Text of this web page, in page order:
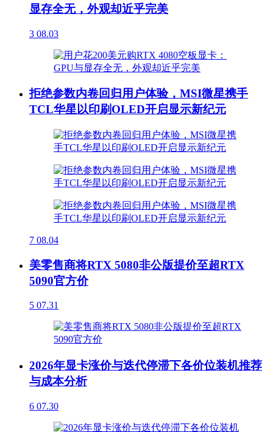
显存全无，外观却近乎完美
3 08.03
拒绝参数内卷回归用户体验，MSI微星携手
TCL华星以印刷OLED开启显示新纪元
7 08.04
美零售商将RTX 5080非公版提价至超RTX
5090官方价
5 07.31
2026年显卡涨价与迭代停滞下各价位装机推荐
与成本分析
6 07.30